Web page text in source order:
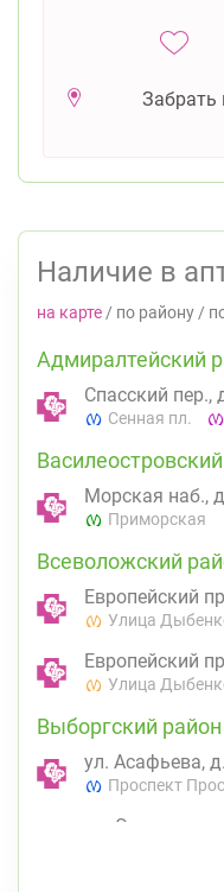
Забрать
Наличие в
на карте / по району /
Адмиралтейский
Спасский пер.,
Сенная пл.
Морская наб.,
Приморская
Всеволожский
Европейский
Улица
Европейский
Улица
Выборгский район
ул. Асафьева,
Проспект
пр. Энгельса,